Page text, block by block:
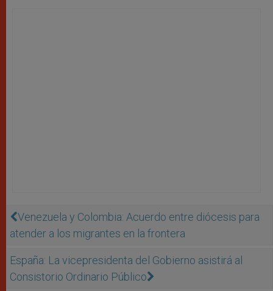
Venezuela y Colombia: Acuerdo entre diócesis para
atender a los migrantes en la frontera
España: La vicepresidenta del Gobierno asistirá al
Consistorio Ordinario Público